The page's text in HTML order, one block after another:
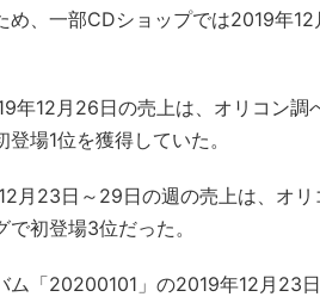
め、一部CDショップでは2019年
年12月26日の売上は、オリコン
場1位を獲得していた。
月23日～29日の週の売上は、オ
初登場3位だった。
ム「20200101」の2019年12月23